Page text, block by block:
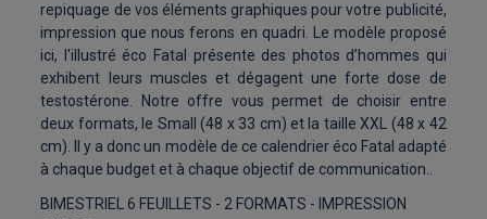
repiquage de vos éléments graphiques pour votre publicité,
impression que nous ferons en quadri. Le modèle proposé
ici, l'illustré éco Fatal présente des photos d’hommes qui
exhibent leurs muscles et dégagent une forte dose de
testostérone. Notre offre vous permet de choisir entre
deux formats, le Small (48 x 33 cm) et la taille XXL (48 x 42
cm). Il y a donc un modèle de ce calendrier éco Fatal adapté
à chaque budget et à chaque objectif de communication..
BIMESTRIEL 6 FEUILLETS - 2 FORMATS - IMPRESSION